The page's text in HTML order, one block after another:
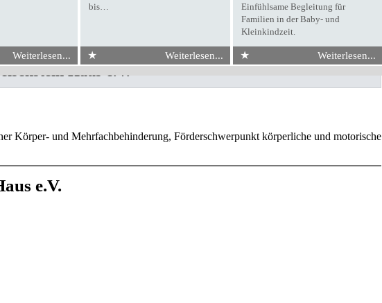
Weiterlesen...
bis…
★ Weiterlesen...
Einfühlsame Begleitung für
Familien in der Baby- und
Kleinkindzeit.
★ Weiterlesen...
Haus e.V.
Körper- und Mehrfachbehinderung, Förderschwerpunkt körperliche und motorische
e.V.